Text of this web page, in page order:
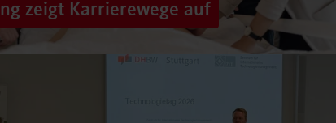
zeigt Karrierewege auf
in Australien über die Weiterentwicklung
– Drei…